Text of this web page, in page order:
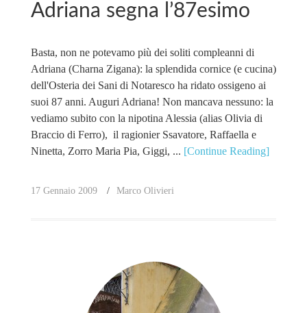
Adriana segna l’87esimo
Basta, non ne potevamo più dei soliti compleanni di
Adriana (Charna Zigana): la splendida cornice (e cucina)
dell'Osteria dei Sani di Notaresco ha ridato ossigeno ai
suoi 87 anni. Auguri Adriana! Non mancava nessuno: la
vediamo subito con la nipotina Alessia (alias Olivia di
Braccio di Ferro), il ragionier Ssavatore, Raffaella e
Ninetta, Zorro Maria Pia, Giggi, ... [Continue Reading]
17 Gennaio 2009 Marco Olivieri